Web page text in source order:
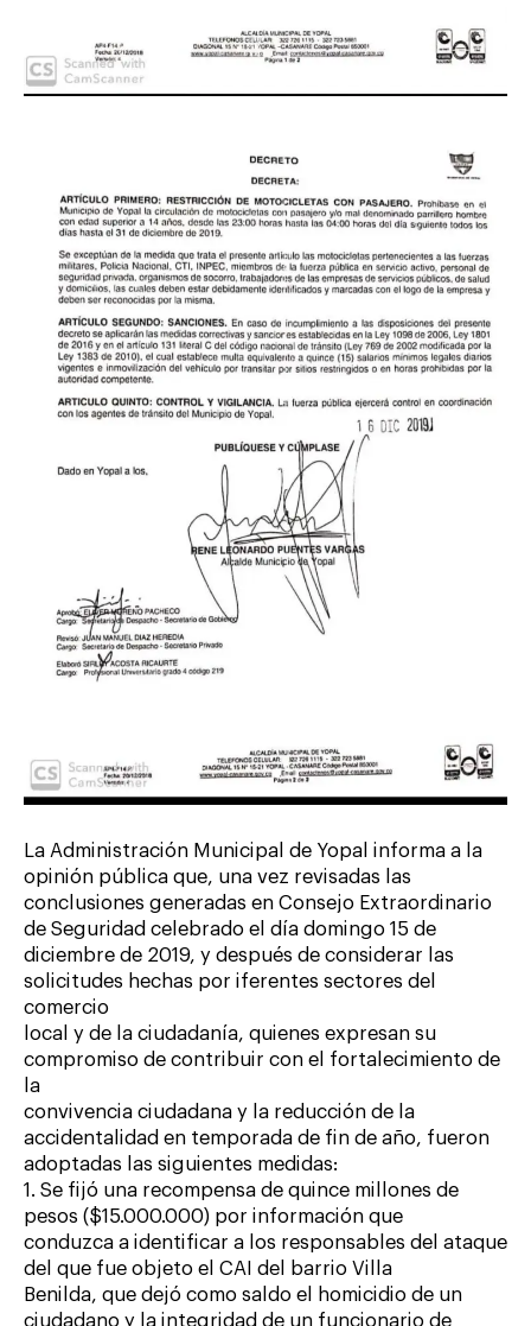
La Administración Municipal de Yopal informa a la
opinión pública que, una vez revisadas las
conclusiones generadas en Consejo Extraordinario
de Seguridad celebrado el día domingo 15 de
diciembre de 2019, y después de considerar las
solicitudes hechas por iferentes sectores del
comercio
local y de la ciudadanía, quienes expresan su
compromiso de contribuir con el fortalecimiento de
la
convivencia ciudadana y la reducción de la
accidentalidad en temporada de fin de año, fueron
adoptadas las siguientes medidas:
1. Se fijó una recompensa de quince millones de
pesos ($15.000.000) por información que
conduzca a identificar a los responsables del ataque
del que fue objeto el CAI del barrio Villa
Benilda, que dejó como saldo el homicidio de un
ciudadano y la integridad de un funcionario de